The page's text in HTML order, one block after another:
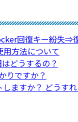
回復キー紛失⇒
方法について
どうするの？
りですか？
ますか？ どうす